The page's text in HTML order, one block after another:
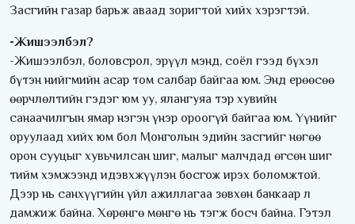
Засгийн газар барьж аваад зоригтой хийх хэрэгтэй.
-Жишээлбэл?
-Жишээлбэл, боловсрол, эрүүл мэнд, соёл гээд бүхэл
бүтэн нийгмийн асар том салбар байгаа юм. Энд ерөөсөө
өөрчлөлтийн гэдэг юм уу, ялангуяа тэр хувийн
санаачилгын ямар нэгэн үнэр ороогүй байгаа юм. Үүнийг
оруулаад хийх юм бол Монголын эдийн засгийг нөгөө
орон сууцыг хувьчилсан шиг, малыг малчдад өгсөн шиг
тийм хэмжээнд идэвхжүүлэн босгож ирэх боломжтой.
Дээр нь санхүүгийн үйл ажиллагаа зөвхөн банкаар л
дамжиж байна. Хөрөнгө мөнгө нь тэгж босч байна. Гэтэл